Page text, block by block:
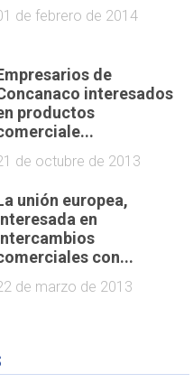
de febrero de 2014
de
interesados
productos
de octubre de 2013
unión europea,
en
con...
de marzo de 2013